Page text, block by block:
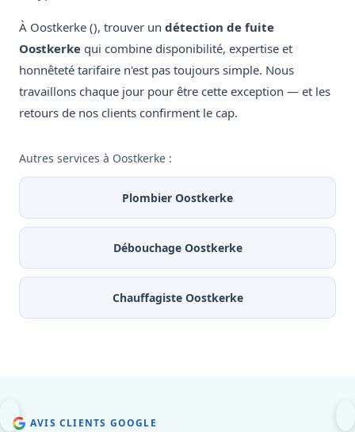
À Oostkerke (), trouver un détection de fuite
Oostkerke qui combine disponibilité, expertise et
honnêteté tarifaire n'est pas toujours simple. Nous
travaillons chaque jour pour être cette exception — et les
retours de nos clients confirment le cap.
Autres services à Oostkerke :
Plombier Oostkerke
Débouchage Oostkerke
Chauffagiste Oostkerke
AVIS CLIENTS GOOGLE